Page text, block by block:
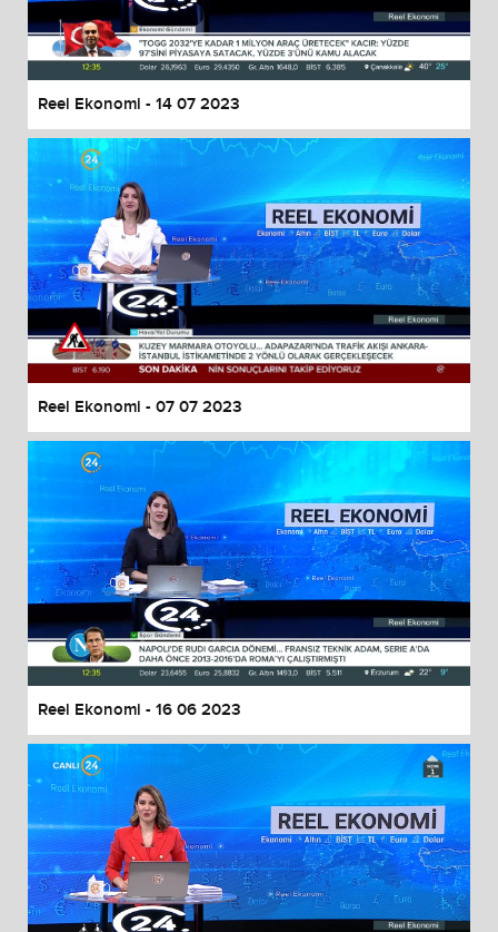
End of dialog window.
Reel Ekonomi - 14 07 2023
Reel Ekonomi - 07 07 2023
Reel Ekonomi - 16 06 2023